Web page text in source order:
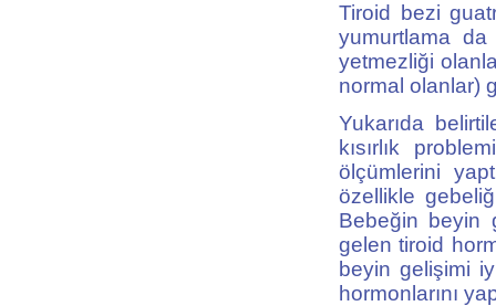
Tiroid bezi
yumurtlama
yetmezliği
normal olanlar)
Yukarıda
kısırlık
ölçümlerini
özellikle
Bebeğin
gelen tiroid
beyin gelişimi
hormonlarını